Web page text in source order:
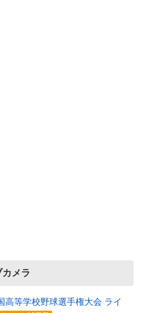
メラ
高等学校野球選手権大会 ライ